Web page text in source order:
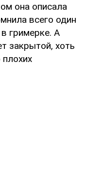
она описала
всего один
гримерке. А
закрытой, хоть